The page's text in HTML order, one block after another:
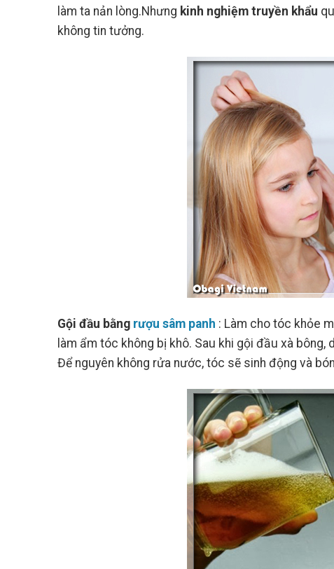
làm ta nản lòng.Nhưng kinh nghiệm truyền khẩu
không tin tưởng.
Gội đầu bằng rượu sâm panh : Làm cho tóc khỏe
làm ẩm tóc không bị khô. Sau khi gội đầu xà
Để nguyên không rửa nước, tóc sẽ sinh động và